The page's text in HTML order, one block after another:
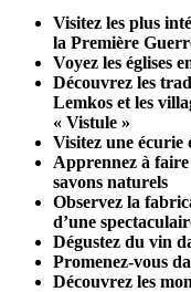
Visitez les plus
la Première
Voyez les églises
Découvrez les
Lemkos et les
« Vistule »
Visitez une écurie
Apprennez à
savons naturels
Observez la
d’une
Dégustez du vin
Promenez-vous
Découvrez les